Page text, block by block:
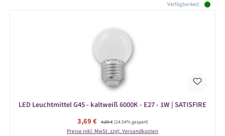
Verfügbarkeit:
LED Leuchtmittel G45 - kaltweiß 6000K - E27 - 1W | SATISFIRE
Verkaufspreis:
3,69 € Regulärer Preis:
4,89 €(24.54% gespart)
Preise inkl. MwSt. zzgl. Versandkosten